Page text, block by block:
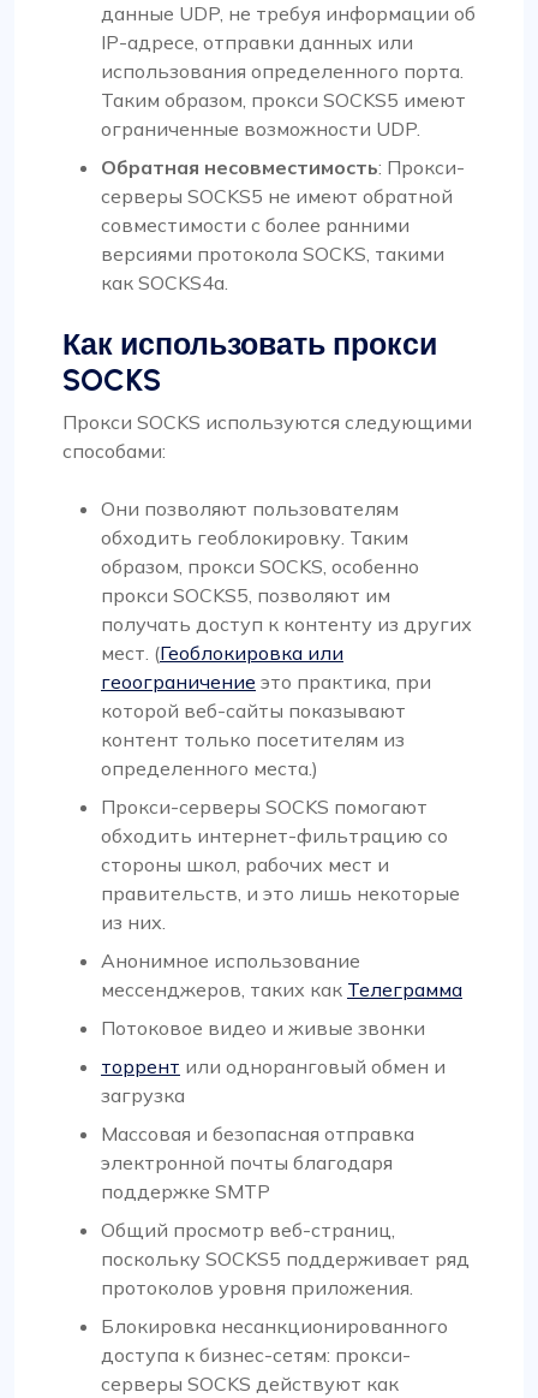
данные UDP, не требуя информации об
IP-адресе, отправки данных или
использования определенного порта.
Таким образом, прокси SOCKS5 имеют
ограниченные возможности UDP.
Обратная несовместимость: Прокси-
серверы SOCKS5 не имеют обратной
совместимости с более ранними
версиями протокола SOCKS, такими
как SOCKS4a.
Как использовать прокси
SOCKS
Прокси SOCKS используются следующими
способами:
Они позволяют пользователям
обходить геоблокировку. Таким
образом, прокси SOCKS, особенно
прокси SOCKS5, позволяют им
получать доступ к контенту из других
мест. (Геоблокировка или
геоограничение это практика, при
которой веб-сайты показывают
контент только посетителям из
определенного места.)
Прокси-серверы SOCKS помогают
обходить интернет-фильтрацию со
стороны школ, рабочих мест и
правительств, и это лишь некоторые
из них.
Анонимное использование
мессенджеров, таких как Телеграмма
Потоковое видео и живые звонки
торрент или одноранговый обмен и
загрузка
Массовая и безопасная отправка
электронной почты благодаря
поддержке SMTP
Общий просмотр веб-страниц,
поскольку SOCKS5 поддерживает ряд
протоколов уровня приложения.
Блокировка несанкционированного
доступа к бизнес-сетям: прокси-
серверы SOCKS действуют как